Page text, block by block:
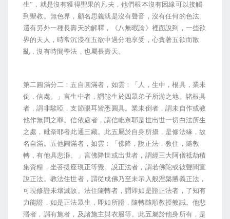
生”，就是沒有獲得聖果的凡夫，他們根本沒有因緣可以接觸
到聖教。無色界，顧名思義就是沒有聲音，沒有任何的色法。
還有另外一種長壽天的解釋，《八無暇論》裡面說到，一些欲
界的天人，時常沉浸在五欲中過分地享受，心貪著五欲而散
亂，沒有時間學法，也屬長壽天。
第二圓滿分二：五自圓滿者，如雲：「人，生中，根具，業未
倒，信處。」言生中者，謂能生於四眾弟子所游之地。諸根具
者，謂非騃啞，支節眼耳皆悉圓具。業未倒者，謂未自作或教
他作無間之罪。信依處者，謂信毗奈耶是世出世一切白法所生
之處，毗奈耶者此通三藏。此五屬於自身所攝，是修法緣，故
名自滿。五他圓滿者，如雲：「佛降，說正法，教住，隨教
轉，有他具悲湣。」言佛降世或出世者，謂經三大阿僧祗劫積
集資糧，坐菩提座現正等覺。說正法者，謂若佛陀或彼聲聞宣
說正法。教法住世者，謂從成佛乃至未示入般涅槃勝義正法，
可現修證未壞滅故。法住隨轉者，謂即如是證正法者，了知有
力能證，如是正法眾生，即如所證，隨轉隨順教授教誡。他悲
湣者，謂有施者，及諸施主與衣服等。此五屬於他身所有，是